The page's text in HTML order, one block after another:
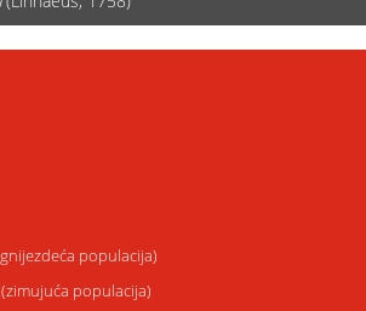
populacija)
populacija)